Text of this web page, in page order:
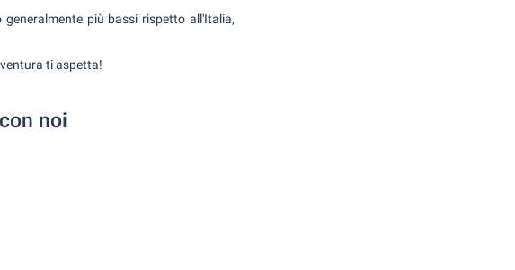
più bassi rispetto all'Italia,
ti aspetta!
noi